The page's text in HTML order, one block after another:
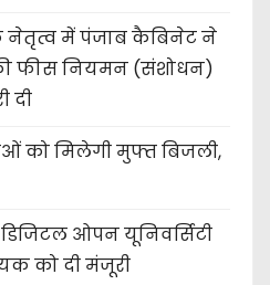
नेतृत्व में पंजाब कैबिनेट ने
फीस नियमन (संशोधन)
दी
को मिलेगी मुफ्त बिजली,
ओपन यूनिवर्सिटी
को दी मंजूरी